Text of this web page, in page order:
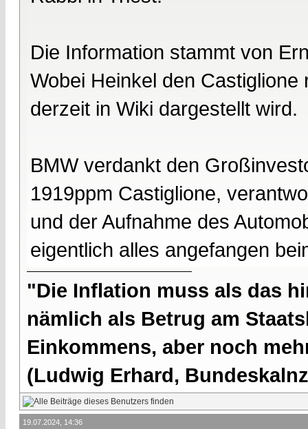
Die Information stammt von
Wobei Heinkel den
derzeit in Wiki dargestellt wird.
BMW verdankt den
1919ppm Castiglione,
und der Aufnahme des
eigentlich alles angefangen
"Die Inflation muss als das
nämlich als Betrug am
Einkommens, aber noch
(Ludwig Erhard,
19.07.2024, 14:36